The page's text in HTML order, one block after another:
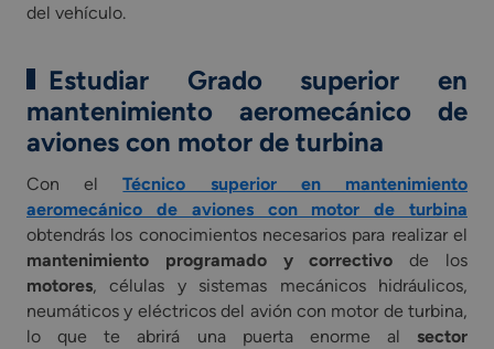
del vehículo.
Estudiar Grado superior en
mantenimiento aeromecánico de
aviones con motor de turbina
Con elTécnico superior en mantenimiento
aeromecánico de aviones con motor de turbina
obtendrás los conocimientos necesarios para realizar el
mantenimiento programado y correctivo de los
motores, células y sistemas mecánicos hidráulicos,
neumáticos y eléctricos del avión con motor de turbina,
lo que te abrirá una puerta enorme al sector